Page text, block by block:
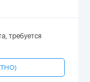
требуется